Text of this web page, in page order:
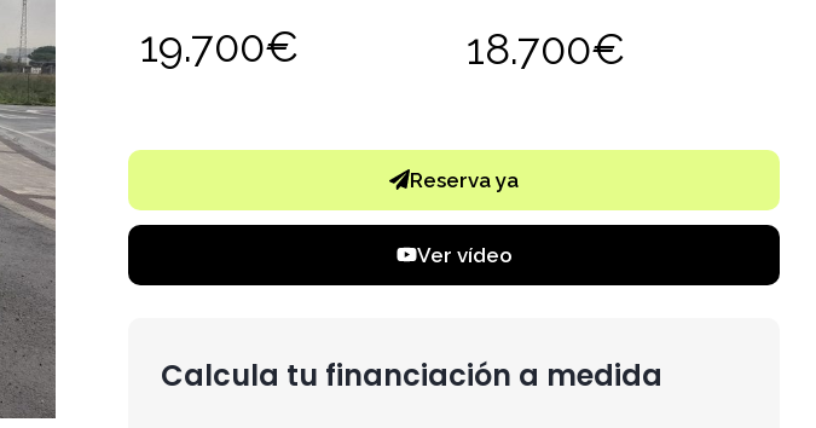
19.700€ 18.700€
Reserva ya
Ver vídeo
Calcula tu financiación a medida